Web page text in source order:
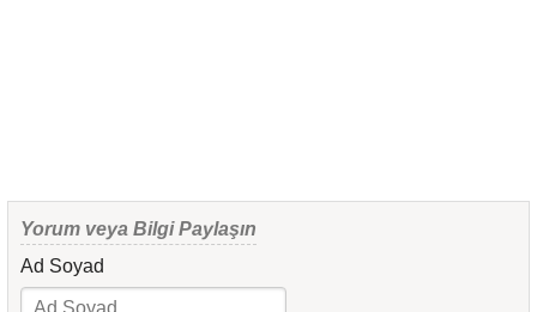
Yorum veya Bilgi Paylaşın
Ad Soyad